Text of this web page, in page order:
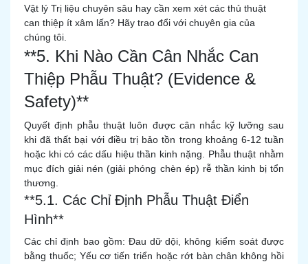
Vật lý Trị liệu chuyên sâu hay cần xem xét các thủ thuật
can thiệp ít xâm lấn? Hãy trao đổi với chuyên gia của
chúng tôi.
**5. Khi Nào Cần Cân Nhắc Can
Thiệp Phẫu Thuật? (Evidence &
Safety)**
Quyết định phẫu thuật luôn được cân nhắc kỹ lưỡng sau
khi đã thất bại với điều trị bảo tồn trong khoảng 6-12 tuần
hoặc khi có các dấu hiệu thần kinh nặng. Phẫu thuật nhằm
mục đích giải nén (giải phóng chèn ép) rễ thần kinh bị tổn
thương.
**5.1. Các Chỉ Định Phẫu Thuật Điển
Hình**
Các chỉ định bao gồm: Đau dữ dội, không kiểm soát được
bằng thuốc; Yếu cơ tiến triển hoặc rớt bàn chân không hồi